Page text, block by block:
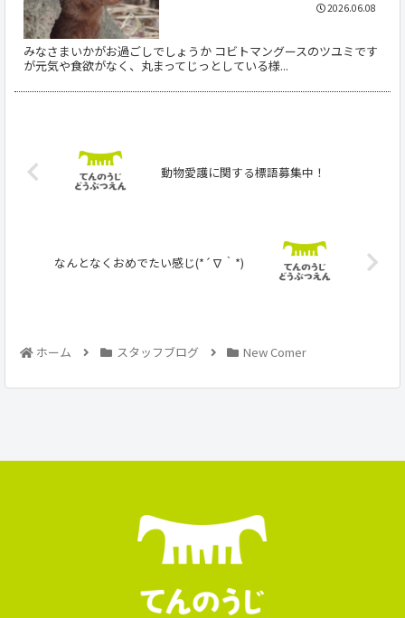
みなさまいかがお過ごしでしょうか コビトマングースのツユミです
が元気や食欲がなく、丸まってじっとしている様...
2026.06.08
動物愛護に関する標語募集中！
なんとなくおめでたい感じ(*´∇｀*)
ホーム スタッフブログ New Comer